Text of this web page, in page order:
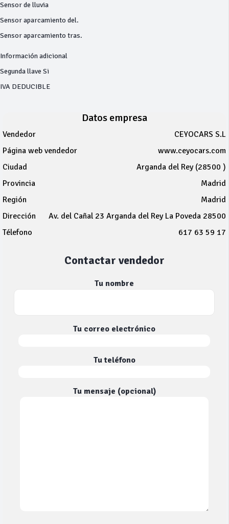
Sensor de lluvia
Sensor aparcamiento del.
Sensor aparcamiento tras.
Información adicional
Segunda llave Si
IVA DEDUCIBLE
Datos empresa
Vendedor
CEYOCARS S.L
Página web vendedor
www.ceyocars.com
Ciudad
Arganda del Rey (28500 )
Provincia
Madrid
Región
Madrid
Dirección
Av. del Cañal 23 Arganda del Rey La Poveda 28500
Télefono
617 63 59 17
Contactar vendedor
Tu nombre
Tu correo electrónico
Tu teléfono
Tu mensaje (opcional)